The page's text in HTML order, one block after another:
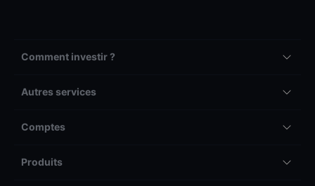
Comment investir ?
Autres services
Comptes
Produits